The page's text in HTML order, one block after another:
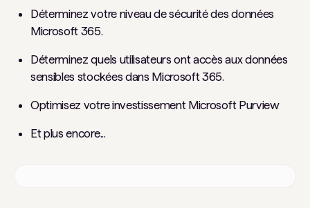
Déterminez votre niveau de sécurité des données
Microsoft 365.
Déterminez quels utilisateurs ont accès aux données
sensibles stockées dans Microsoft 365.
Optimisez votre investissement Microsoft Purview
Et plus encore...